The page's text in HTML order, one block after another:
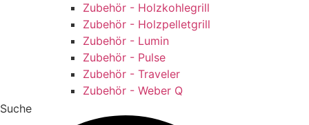
Zubehör - Holzkohlegrill
Zubehör - Holzpelletgrill
Zubehör - Lumin
Zubehör - Pulse
Zubehör - Traveler
Zubehör - Weber Q
Suche